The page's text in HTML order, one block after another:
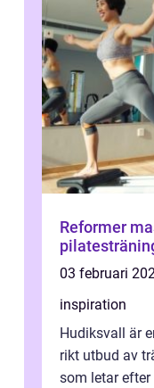
Reformer
03 februari
inspiration
Hudiksvall är
rikt utbud av
som letar